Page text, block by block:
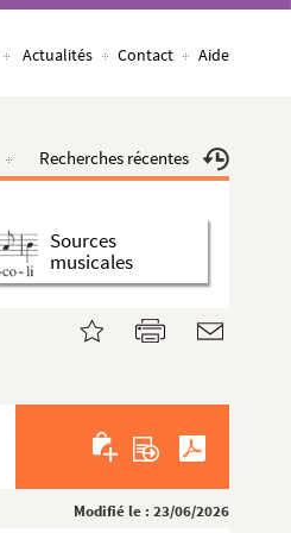
Actualités Contact Aide
Recherches récentes
Sources
musicales
Modifié le : 23/06/2026